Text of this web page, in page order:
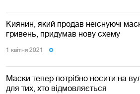
Киянин, який продав неіснуючі
гривень, придумав нову схему
1 квiтня 2021
Маски тепер потрібно носити на
для тих, хто відмовляється